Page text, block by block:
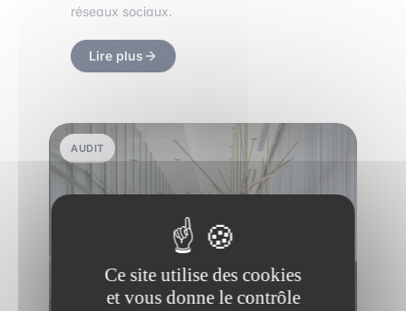
réseaux sociaux.
Lire plus
AUDIT
Ce site utilise des cookies
et vous donne le contrôle